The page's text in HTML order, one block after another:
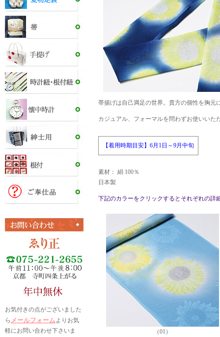
お気付きの点がございました
ら メールフォームよりお気
軽にお問い合わせ下さいま
帯揚げは自己満足の世界。貴方の個性を胸元
カジュアル、フォーマルを問わずお使いいた
【着用時期目安】6月1日～9月中旬
素材： 絹 100％
日本製
下記のカラーをクリックするとそれぞれの詳
（01）